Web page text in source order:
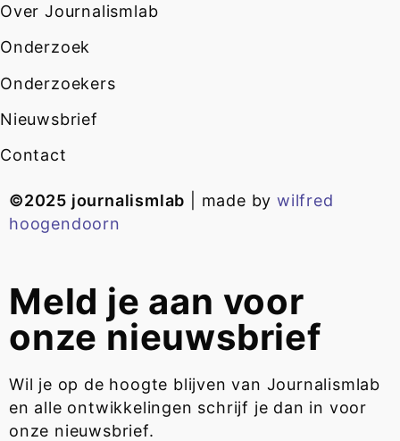
Over Journalismlab
Onderzoek
Onderzoekers
Nieuwsbrief
Contact
©2025 journalismlab | made bywilfred
hoogendoorn
Meld je aan voor
onze nieuwsbrief
Wil je op de hoogte blijven van Journalismlab
en alle ontwikkelingen schrijf je dan in voor
onze nieuwsbrief.